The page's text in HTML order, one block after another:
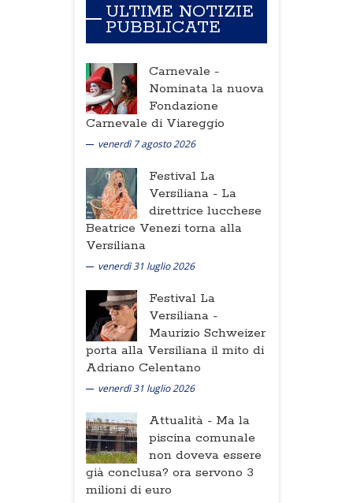
ULTIME NOTIZIE
PUBBLICATE
Carnevale -
Nominata la nuova
Fondazione
Carnevale di Viareggio
venerdì 7 agosto 2026
Festival La
Versiliana - La
direttrice lucchese
Beatrice Venezi torna alla
Versiliana
venerdì 31 luglio 2026
Festival La
Versiliana -
Maurizio Schweizer
porta alla Versiliana il mito di
Adriano Celentano
venerdì 31 luglio 2026
Attualità - Ma la
piscina comunale
non doveva essere
già conclusa? ora servono 3
milioni di euro